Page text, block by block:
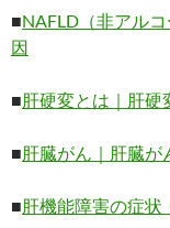
■NAFLD（非アル
因
■肝硬変とは｜肝
■肝臓がん｜肝臓が
■肝機能障害の症状